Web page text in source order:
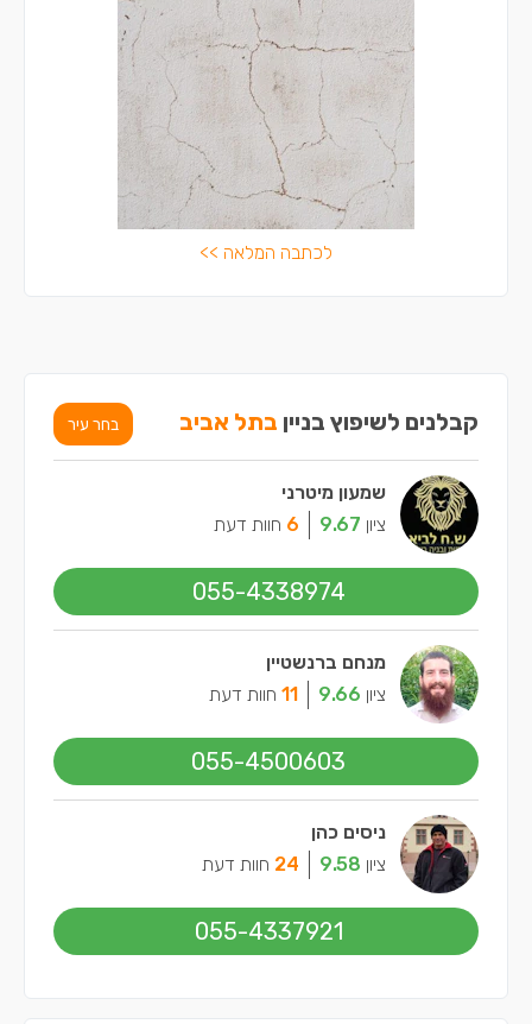
לכתבה המלאה >>
קבלנים לשיפוץ בניין בתל אביב בחר עיר
שמעון מיטרני
ציון 9.67
6 חוות דעת
055-4338974
מנחם ברנשטיין
ציון 9.66
11 חוות דעת
055-4500603
ניסים כהן
ציון 9.58
24 חוות דעת
055-4337921